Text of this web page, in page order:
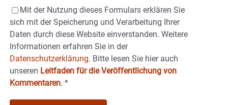
Mit der Nutzung dieses Formulars erklären Sie
sich mit der Speicherung und Verarbeitung Ihrer
Daten durch diese Website einverstanden. Weitere
Informationen erfahren Sie in der
Datenschutzerklärung. Bitte lesen Sie hier auch
unseren Leitfaden für die Veröffentlichung von
Kommentaren. *